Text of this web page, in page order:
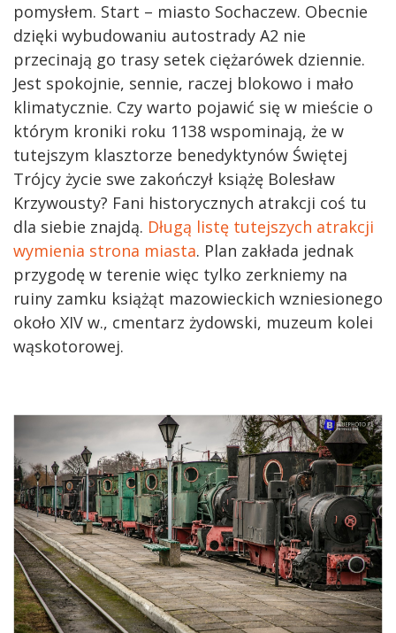
pomysłem. Start – miasto Sochaczew. Obecnie
dzięki wybudowaniu autostrady A2 nie
przecinają go trasy setek ciężarówek dziennie.
Jest spokojnie, sennie, raczej blokowo i mało
klimatycznie. Czy warto pojawić się w mieście o
którym kroniki roku 1138 wspominają, że w
tutejszym klasztorze benedyktynów Świętej
Trójcy życie swe zakończył książę Bolesław
Krzywousty? Fani historycznych atrakcji coś tu
dla siebie znajdą. Długą listę tutejszych atrakcji
wymienia strona miasta. Plan zakłada jednak
przygodę w terenie więc tylko zerkniemy na
ruiny zamku książąt mazowieckich wzniesionego
około XIV w., cmentarz żydowski, muzeum kolei
wąskotorowej.